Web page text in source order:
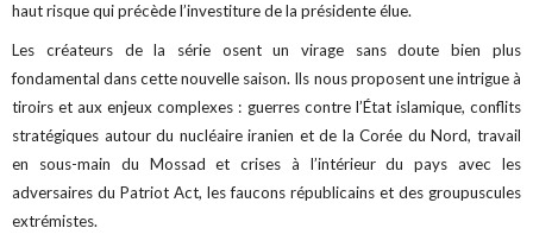
haut risque qui précède l’investiture de la présidente élue.
Les créateurs de la série osent un virage sans doute bien plus
fondamental dans cette nouvelle saison. Ils nous proposent une intrigue à
tiroirs et aux enjeux complexes : guerres contre l’État islamique, conflits
stratégiques autour du nucléaire iranien et de la Corée du Nord, travail
en sous-main du Mossad et crises à l’intérieur du pays avec les
adversaires du Patriot Act, les faucons républicains et des groupuscules
extrémistes.